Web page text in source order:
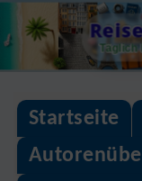
Skip
to
content
Täglich
Startseite